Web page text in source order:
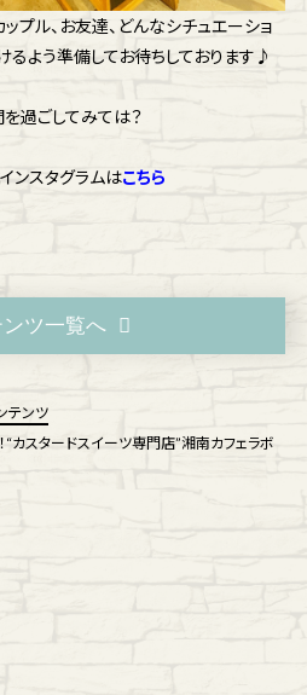
プル、お友達、どんなシチュエーショ
よう準備してお待ちしております♪
過ごしてみては？
ンスタグラムはこちら
ツ一覧へ
テンツ
カスタードスイーツ専門店”湘南カフェラボ